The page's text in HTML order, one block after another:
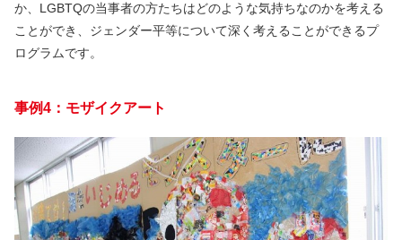
か、LGBTQの当事者の方たちはどのような気持ちなのかを考える
ことができ、ジェンダー平等について深く考えることができるプ
ログラムです。
事例4：モザイクアート